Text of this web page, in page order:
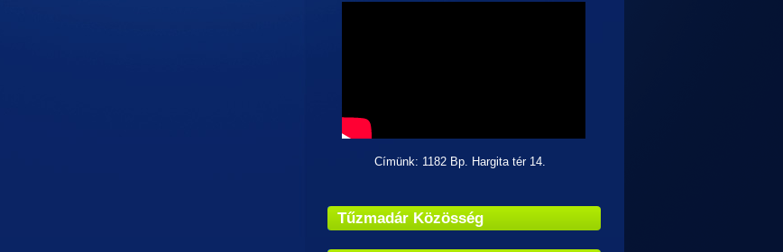
Címünk: 1182 Bp. Hargita tér 14.
Tűzmadár Közösség